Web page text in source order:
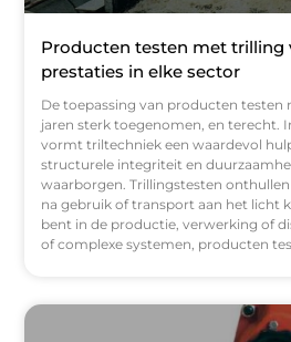
Producten testen met trilling
prestaties in elke sector
De toepassing van producten testen
jaren sterk toegenomen, en terecht.
vormt triltechniek een waardevol
structurele integriteit en
waarborgen. Trillingstesten
na gebruik of transport aan het licht
bent in de productie, verwerking of
of complexe systemen, producten